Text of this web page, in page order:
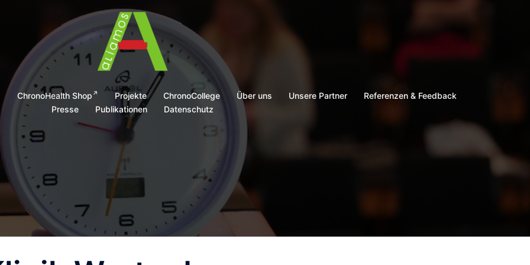
ChronoHealth Shop Projekte ChronoCollege Über uns Unsere Partner
Referenzen & Feedback
Presse
Publikationen Datenschutz